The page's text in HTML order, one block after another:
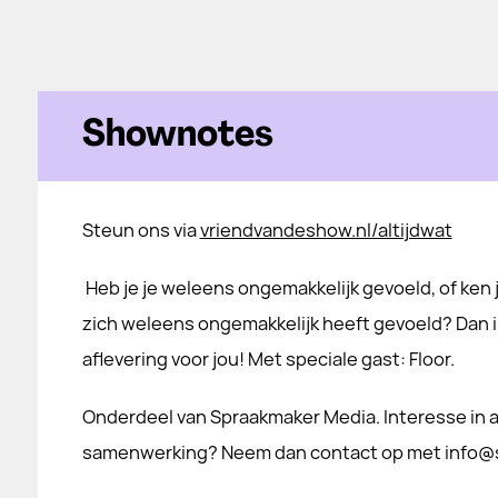
Shownotes
Steun ons viavriendvandeshow.nl/altijdwat
Heb je je weleens ongemakkelijk gevoeld, of ken
zich weleens ongemakkelijk heeft gevoeld? Dan
aflevering voor jou! Met speciale gast: Floor.
Onderdeel van Spraakmaker Media. Interesse
samenwerking? Neem dan contact op met